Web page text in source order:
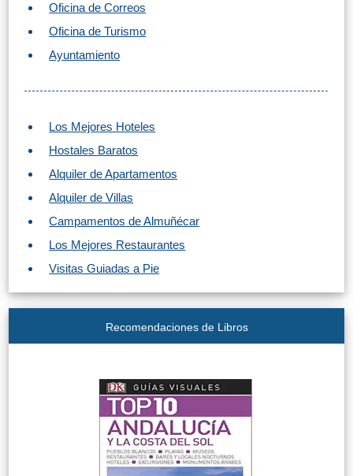
Oficina de Correos
Oficina de Turismo
Ayuntamiento
Los Mejores Hoteles
Hostales Baratos
Alquiler de Apartamentos
Alquiler de Villas
Campamentos de Almuñécar
Los Mejores Restaurantes
Visitas Guiadas a Pie
Recomendaciones de Libros